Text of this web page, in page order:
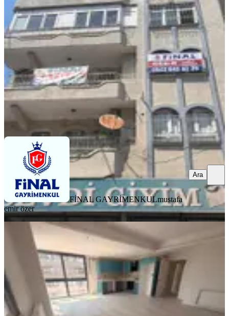
Seyhan, Şakirpaşa Mahallesi
3+1·175 m² Müstakil 06.08.2026
11.000 ₺
FİNAL GAYRİMENKUL mustafa emir özer
Ara
FİNAL GAYRİMENKULmustafa
emir özer
Ara
Adana Seyhan Kiralık 3+1 Havuzlu
Site İçinde Daire
Seyhan, Mithatpaşa Mahallesi
3+1·135 m²· 12. Kat· 06.08.2026
30.000 ₺